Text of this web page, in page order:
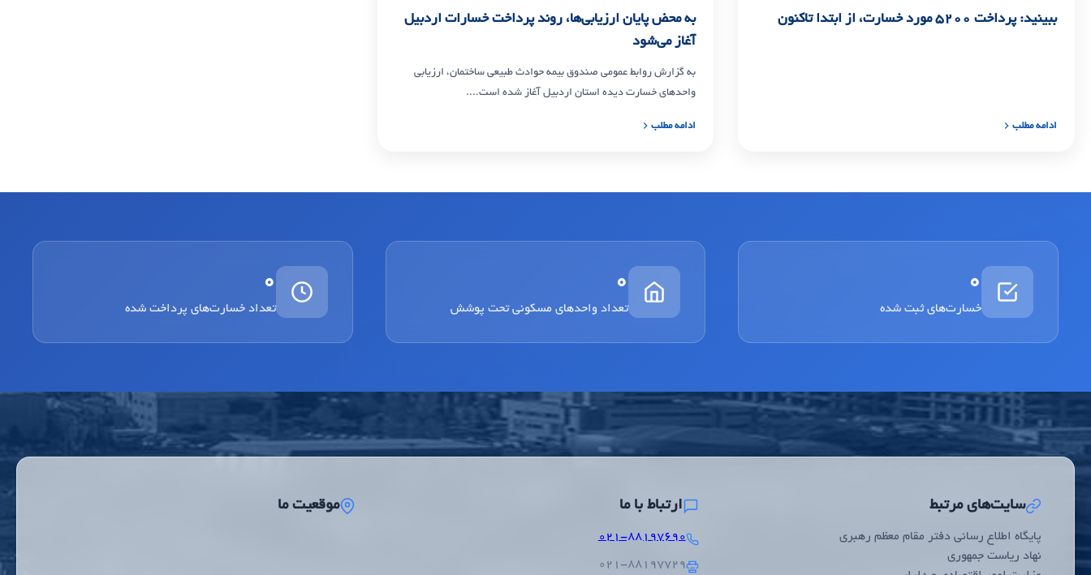
ببینید: پرداخت ۵۲۰۰ مورد خسارت، از ابتدا تاکنون
ادامه مطلب
به محض پایان ارزیابی‌ها، روند پرداخت خسارات اردبیل
آغاز می‌شود
به گزارش روابط عمومی صندوق بیمه حوادث طبیعی ساختمان، ارزیابی
واحدهای خسارت دیده استان اردبیل آغاز شده است....
ادامه مطلب
0
خسارت‌های ثبت شده
0
تعداد واحدهای مسکونی تحت پوشش
0
تعداد خسارت‌های پرداخت شده
سایت‌های مرتبط
پایگاه اطلاع رسانی دفتر مقام معظم رهبری
نهاد ریاست جمهوری
ارتباط با ما
۰۲۱-۸۸۱۹۷۶۹۰
۰۲۱-۸۸۱۹۷۷۲۹
موقعیت ما